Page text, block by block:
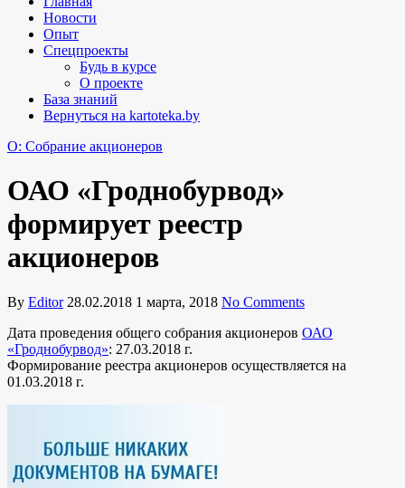
Новости
Опыт
Спецпроекты
Будь в курсе
О проекте
База знаний
Вернуться на kartoteka.by
O: Собрание акционеров
ОАО «Гроднобурвод»
формирует реестр
акционеров
By Editor 28.02.2018 1 марта, 2018 No Comments
Дата проведения общего собрания акционеров ОАО
«Гроднобурвод»: 27.03.2018 г.
Формирование реестра акционеров осуществляется на
01.03.2018 г.